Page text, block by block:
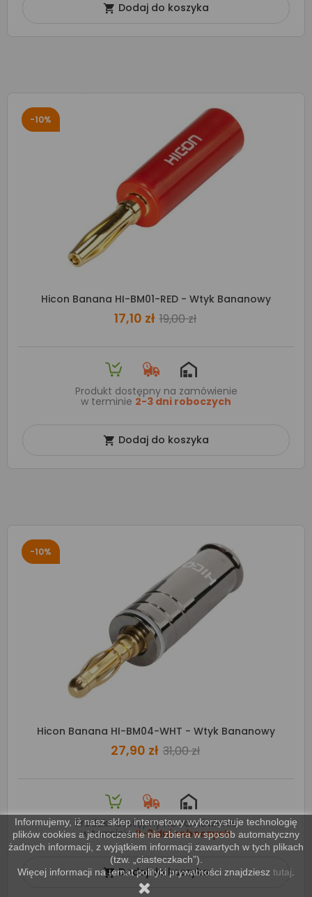
Informujemy, iż nasz sklep internetowy wykorzystuje technologię
plików cookies a jednocześnie nie zbiera w sposób automatyczny
żadnych informacji, z wyjątkiem informacji zawartych w tych plikach
(tzw. „ciasteczkach”).
Więcej informacji na temat polityki prywatności znajdziesz tutaj
 Dodaj do koszyka
-10%
Hicon Banana HI-BM01-RED - Wtyk Bananowy
17,10 zł 19,00 zł
Produkt dostępny na zamówienie
w terminie 2-3 dni roboczych
 Dodaj do koszyka
-10%
Hicon Banana HI-BM04-WHT - Wtyk Bananowy
27,90 zł 31,00 zł
Produkt dostępny na zamówienie
w terminie2-3 dni roboczych
 Dodaj do koszyka